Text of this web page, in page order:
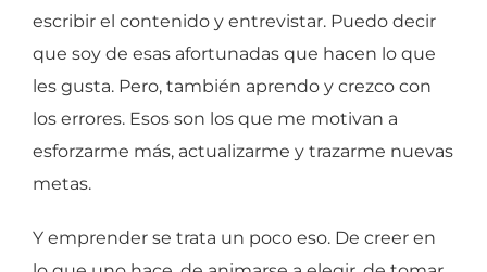
escribir el contenido y entrevistar. Puedo decir
que soy de esas afortunadas que hacen lo que
les gusta. Pero, también aprendo y crezco con
los errores. Esos son los que me motivan a
esforzarme más, actualizarme y trazarme nuevas
metas.
Y emprender se trata un poco eso. De creer en